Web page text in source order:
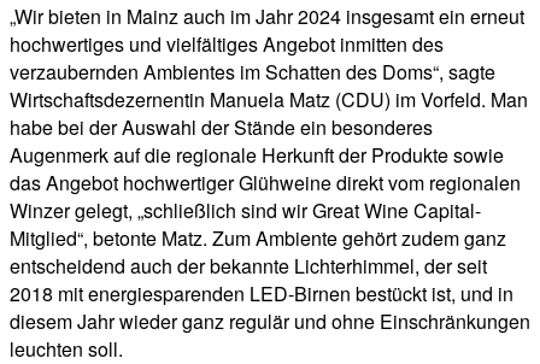
„Wir bieten in Mainz auch im Jahr 2024 insgesamt ein erneut
hochwertiges und vielfältiges Angebot inmitten des
verzaubernden Ambientes im Schatten des Doms“, sagte
Wirtschaftsdezernentin Manuela Matz (CDU) im Vorfeld. Man
habe bei der Auswahl der Stände ein besonderes
Augenmerk auf die regionale Herkunft der Produkte sowie
das Angebot hochwertiger Glühweine direkt vom regionalen
Winzer gelegt, „schließlich sind wir Great Wine Capital-
Mitglied“, betonte Matz. Zum Ambiente gehört zudem ganz
entscheidend auch der bekannte Lichterhimmel, der seit
2018 mit energiesparenden LED-Birnen bestückt ist, und in
diesem Jahr wieder ganz regulär und ohne Einschränkungen
leuchten soll.